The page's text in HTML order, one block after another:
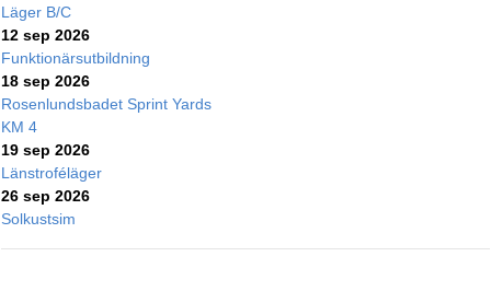
Läger B/C
12 sep 2026
Funktionärsutbildning
18 sep 2026
Rosenlundsbadet Sprint Yards
KM 4
19 sep 2026
Länstroféläger
26 sep 2026
Solkustsim